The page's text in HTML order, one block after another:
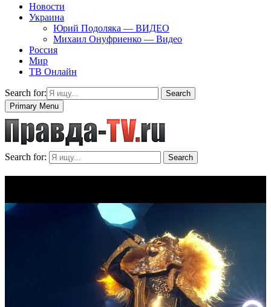
Новости
Украина
Юрий Подоляка — ВИДЕО
Михаил Онуфриенко — Видео
Россия
Мир
ТВ Онлайн
Search for:
Search
Primary Menu
Search for: Search